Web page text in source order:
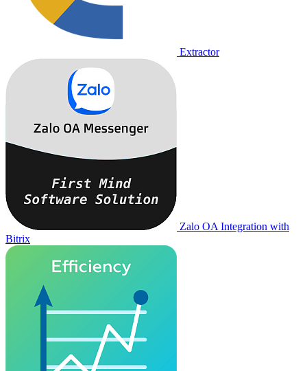
Extractor
Zalo OA Integration with
Bitrix